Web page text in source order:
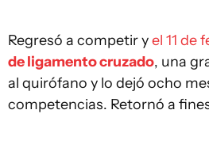
Regresó a competir yel 11 de
de ligamento cruzado, una
al quirófano y lo dejó ocho
competencias. Retornó a